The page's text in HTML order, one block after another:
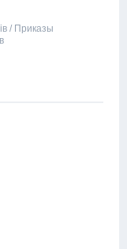
/ Приказы